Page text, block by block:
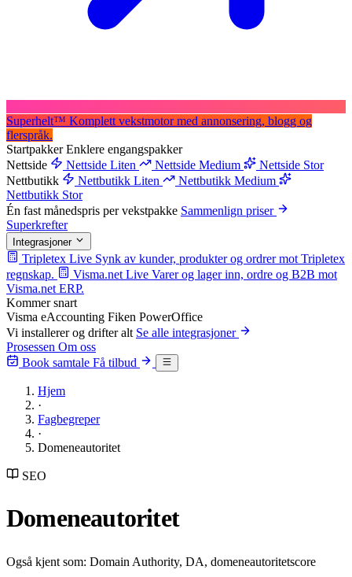
Superhelt™ Komplett vekstmotor med annonsering, blogg og
flerspråk.
StartpakkerEnklere engangspakker
Nettside
Nettside Liten Nettside Medium
Nettside Stor
Nettbutikk
Nettbutikk Liten
Nettbutikk Medium
Nettbutikk Stor
Én fast månedspris per vekstpakke Sammenlign priser
Superkrefter
Integrasjoner
Tripletex Live Synk av kunder, produkter og ordrer mot Tripletex
regnskap.
Visma.net Live Varer og lager inn, ordre og B2B mot
Visma.net ERP.
Kommer snart
Visma eAccounting Fiken PowerOffice
Vi installerer og drifter alt Se alle integrasjoner
Prosessen Om oss
Book samtale Få tilbud
Hjem
·
Fagbegreper
·
Domeneautoritet
SEO
Domeneautoritet
Også kjent som: Domain Authority, DA, domeneautoritetscore